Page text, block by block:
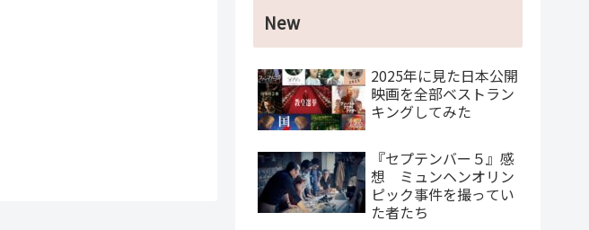
New
2025年に見た日本公開
映画を全部ベストラン
キングしてみた
『セプテンバー５』感
想 ミュンヘンオリン
ピック事件を撮ってい
た者たち